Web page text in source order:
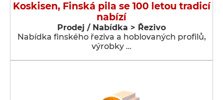
Koskisen, Finská pila se 100 letou tradicí
nabízí
Prodej / Nabídka > Řezivo
Nabídka finského řeziva a hoblovaných profilů,
výrobky …